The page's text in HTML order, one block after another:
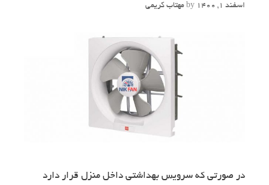
اسفند 1, 1400 by مهتاب کریمی
در صورتی که سرویس بهداشتی داخل منزل قرار دارد